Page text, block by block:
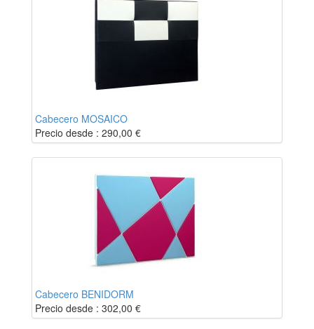
Cabecero MOSAICO
Precio desde : 290,00 €
Cabecero BENIDORM
Precio desde : 302,00 €